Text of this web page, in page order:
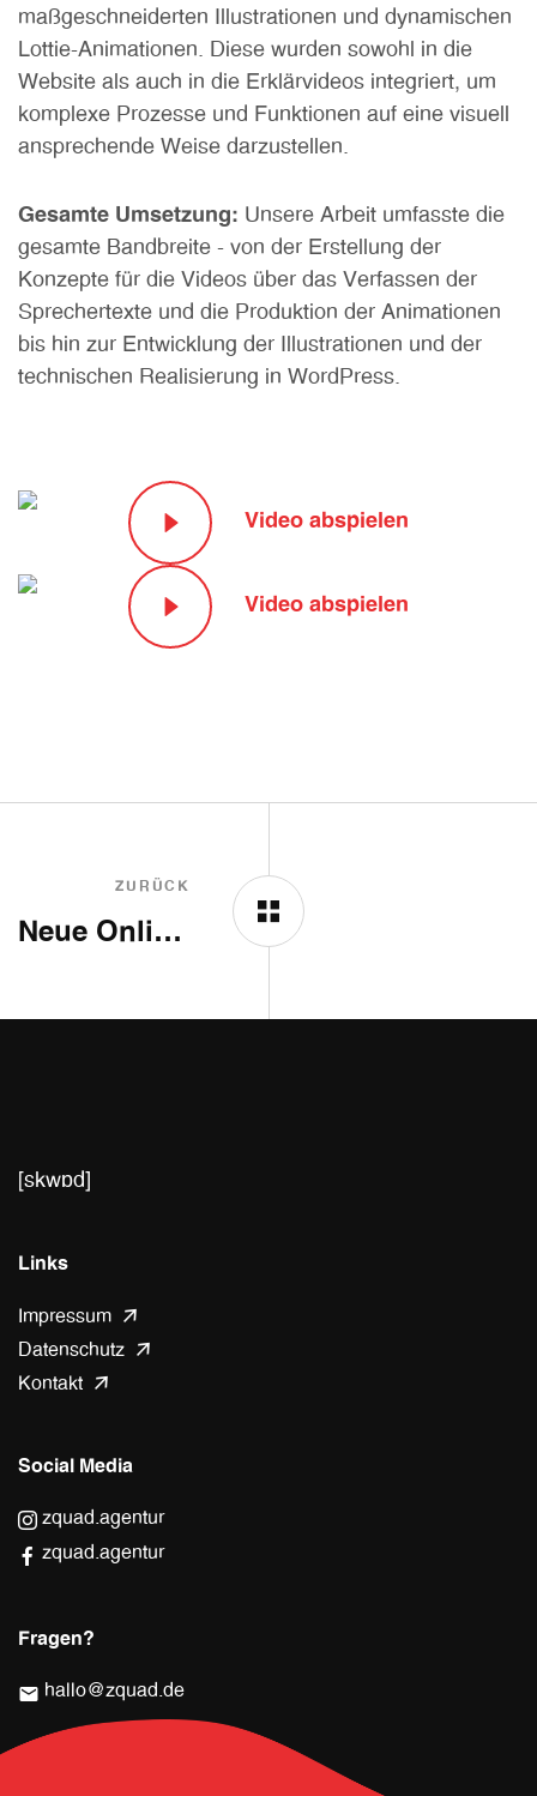
maßgeschneiderten Illustrationen und dynamischen
Lottie-Animationen. Diese wurden sowohl in die
Website als auch in die Erklärvideos integriert, um
komplexe Prozesse und Funktionen auf eine visuell
ansprechende Weise darzustellen.
Gesamte Umsetzung: Unsere Arbeit umfasste die
gesamte Bandbreite - von der Erstellung der
Konzepte für die Videos über das Verfassen der
Sprechertexte und die Produktion der Animationen
bis hin zur Entwicklung der Illustrationen und der
technischen Realisierung in WordPress.
Video abspielen
Video abspielen
ZURÜCK
Neue Online-Präsenz
[skwɒd]
Links
Impressum
Datenschutz
Kontakt
Social Media
zquad.agentur
zquad.agentur
Fragen?
mail hallo@zquad.de